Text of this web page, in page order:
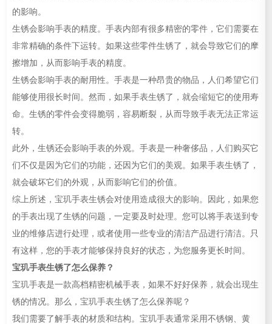
的影响。
生锈会影响手表的精度。手表内部有很多精密的零件，它们需要在
非常精确的条件下运转。如果这些零件生锈了，就会导致它们的摩
擦增加，从而影响手表的精度。
生锈会影响手表的耐用性。手表是一种昂贵的物品，人们希望它们
能够使用很长时间。然而，如果手表生锈了，就会缩短它的使用寿
命。生锈的零件会变得脆弱，容易断裂，从而导致手表无法正常运
转。
此外，生锈还会影响手表的外观。手表是一种奢侈品，人们购买它
们不仅是因为它们的功能，还因为它们的美观。如果手表生锈了，
就会破坏它们的外观，从而影响它们的价值。
综上所述，宝玑手表生锈会对使用造成很大的影响。因此，如果您
的手表出现了生锈的问题，一定要及时处理。您可以将手表送到专
业的维修店进行处理，或者使用一些专业的清洁产品进行清洁。只
有这样，您的手表才能够保持良好的状态，为您服务更长时间。
宝玑手表生锈了怎么保养？
宝玑手表是一款高档精密机械手表，如果不好好保养，就会出现生
锈的情况。那么，宝玑手表生锈了怎么保养呢？
我们需要了解手表的材质和结构。宝玑手表通常采用不锈钢、黄